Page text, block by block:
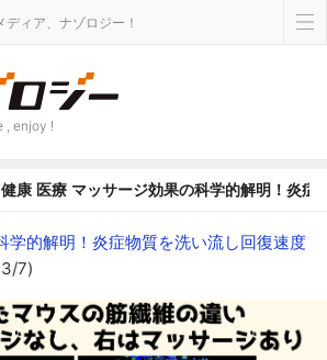
ィア、ナゾロジー！
, enjoy !
健康 医療 マッサージ効果の科学的解明！炎
学的解明！炎症物質を洗い流し回復速度
7)